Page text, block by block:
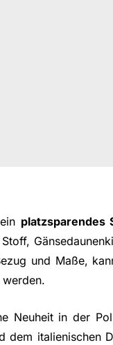
platzsparendes
und Maße,
Neuheit in der
dem italienischen